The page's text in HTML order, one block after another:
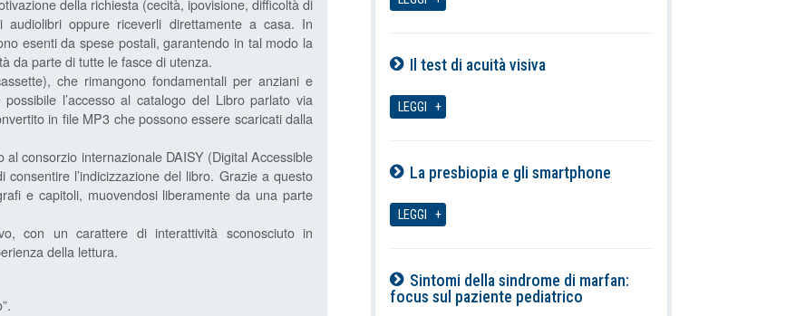
della richiesta (cecità, ipovisione, difficoltà di
oppure riceverli direttamente a casa. In
esenti da spese postali, garantendo in tal modo la
da parte di tutte le fasce di utenza.
che rimangono fondamentali per anziani e
l’accesso al catalogo del Libro parlato via
in file MP3 che possono essere scaricati dalla
consorzio internazionale DAISY (Digital Accessible
l’indicizzazione del libro. Grazie a questo
e capitoli, muovendosi liberamente da una parte
con un carattere di interattività sconosciuto in
della lettura.
Il test di acuità visiva
LEGGI
La presbiopia e gli smartphone
LEGGI
Sintomi della sindrome di marfan:
focus sul paziente pediatrico